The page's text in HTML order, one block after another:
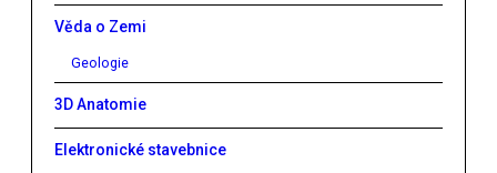
Věda o Zemi
Geologie
3D Anatomie
Elektronické stavebnice